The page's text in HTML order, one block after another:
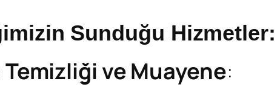
Sunduğu Hizmetler:
ve Muayene: